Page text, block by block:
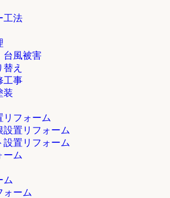
工法
台風被害
え
工事
装
リフォーム
設置リフォーム
設置リフォーム
ーム
ム
ォーム